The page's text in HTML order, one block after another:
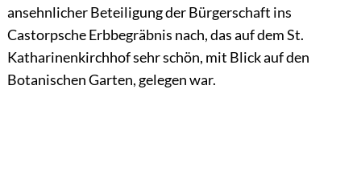
ansehnlicher Beteiligung der Bürgerschaft ins
Castorpsche Erbbegräbnis nach, das auf dem St.
Katharinenkirchhof sehr schön, mit Blick auf den
Botanischen Garten, gelegen war.